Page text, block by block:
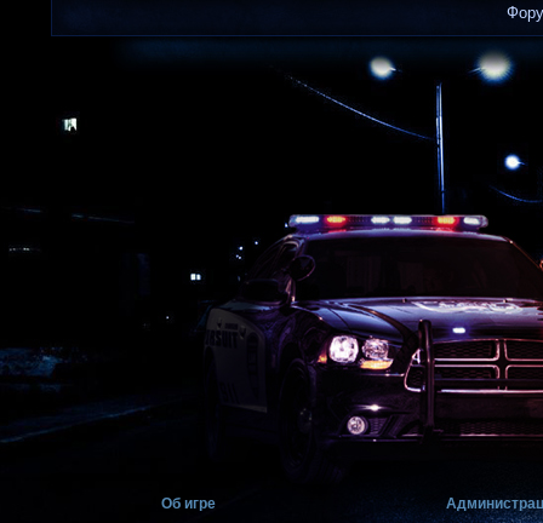
Об игре